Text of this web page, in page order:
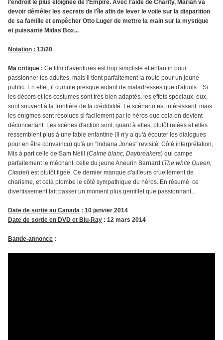
l'endroit le plus éloignée de l'Empire. Avec l'aide de Charity, Mariah va
devoir démêler les secrets de l'île afin de lever le voile sur la disparition
de sa famille et empêcher Otto Luger de mettre la main sur la mystique
et puissante Midas Box...
Notation : 13/20
Ma critique : Ce film d'aventures est trop simpliste et enfantin pour
passionner les adultes, mais il tient parfaitement la route pour un jeune
public. En effet, il cumule presque autant de maladresses que d'atouts... Si
les décors et les costumes sont très bien adaptés, les effets spéciaux, eux,
sont souvent à la frontière de la crédibilité. Le scénario est intéressant, mais
les énigmes sont résolues si facilement par le héros que cela en devient
déconcertant. Les scènes d'action sont, quant à elles, plutôt ratées et elles
ressemblent plus à une fable enfantine (il n'y a qu'à écouter les dialogues
pour en être convaincu) qu'à un "Indiana Jones" revisité. Côté interprétation,
Mis à part celle de Sam Neill (Calme blanc, Daybreakers) qui campe
parfaitement le méchant, celle du jeune Aneurin Barnard (The white Queen,
Citadel) est plutôt figée. Ce dernier manque d'ailleurs cruellement de
charisme, et cela plombe le côté sympathique du héros. En résumé, ce
divertissement fait passer un moment plus gentillet que passionnant...
Date de sortie au Canada : 10 janvier 2014
Date de sortie en DVD et Blu-Ray : 12 mars 2014
Bande-annonce :